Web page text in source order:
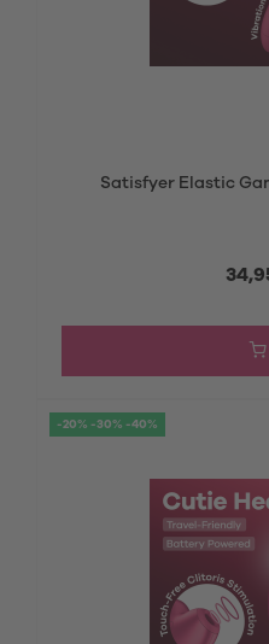
Satisfyer Elastic
-20% -30% -40%